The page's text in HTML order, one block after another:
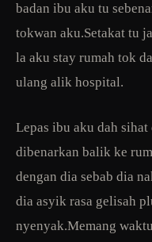
badan ibu aku tu
tokwan aku.Setakat tu
la aku stay rumah tok
ulang alik hospital.
Lepas ibu aku dah
dibenarkan balik ke
dengan dia sebab dia
dia asyik rasa gelisah
nyenyak.Memang